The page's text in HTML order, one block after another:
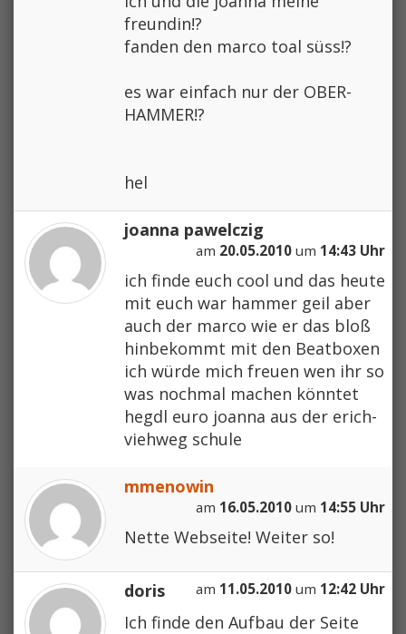
freundin!?
fanden den marco toal süss!?
es war einfach nur der OBER-
HAMMER!?
hel
joanna pawelczig
am 20.05.2010 um 14:43 Uhr
ich finde euch cool und das heute
mit euch war hammer geil aber
auch der marco wie er das bloß
hinbekommt mit den Beatboxen
ich würde mich freuen wen ihr so
was nochmal machen könntet
hegdl euro joanna aus der erich-
viehweg schule
mmenowin
am 16.05.2010 um 14:55 Uhr
Nette Webseite! Weiter so!
doris am 11.05.2010 um 12:42 Uhr
Ich finde den Aufbau der Seite